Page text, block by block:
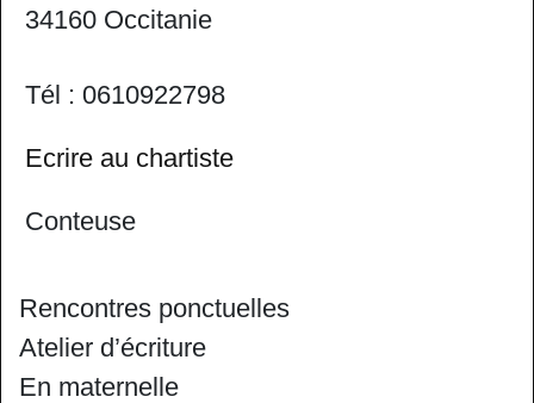
34160 Occitanie
Tél : 0610922798
Ecrire au chartiste
Conteuse
Rencontres ponctuelles
Atelier d’écriture
En maternelle